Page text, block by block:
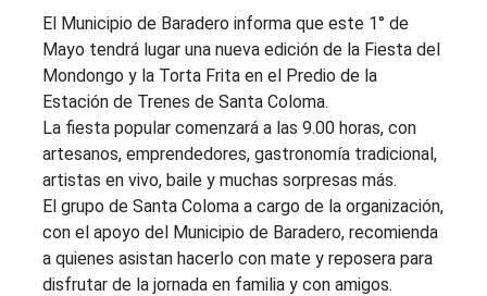
El Municipio de Baradero informa que este 1° de
Mayo tendrá lugar una nueva edición de la Fiesta del
Mondongo y la Torta Frita en el Predio de la
Estación de Trenes de Santa Coloma.
La fiesta popular comenzará a las 9.00 horas, con
artesanos, emprendedores, gastronomía tradicional,
artistas en vivo, baile y muchas sorpresas más.
El grupo de Santa Coloma a cargo de la organización,
con el apoyo del Municipio de Baradero, recomienda
a quienes asistan hacerlo con mate y reposera para
disfrutar de la jornada en familia y con amigos.